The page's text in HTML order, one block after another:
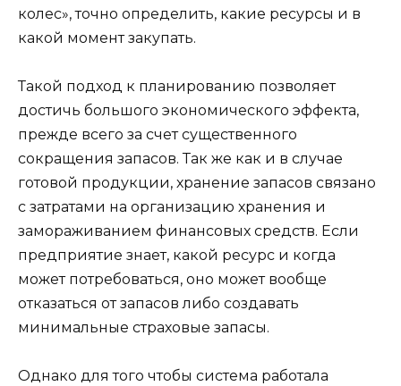
колес», точно определить, какие ресурсы и в
какой момент закупать.
Такой подход к планированию позволяет
достичь большого экономического эффекта,
прежде всего за счет существенного
сокращения запасов. Так же как и в случае
готовой продукции, хранение запасов связано
с затратами на организацию хранения и
замораживанием финансовых средств. Если
предприятие знает, какой ресурс и когда
может потребоваться, оно может вообще
отказаться от запасов либо создавать
минимальные страховые запасы.
Однако для того чтобы система работала